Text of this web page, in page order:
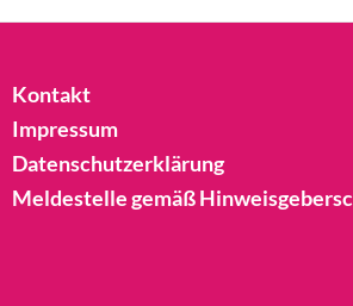
Kontakt
Impressum
Datenschutzerklärung
Meldestelle gemäß